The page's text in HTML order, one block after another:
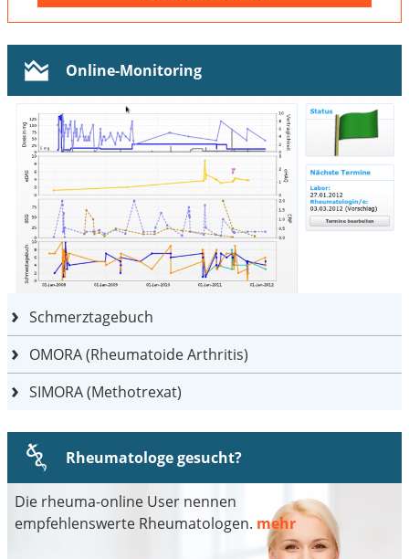
Online-Monitoring
Schmerztagebuch
OMORA (Rheumatoide Arthritis)
SIMORA (Methotrexat)
Rheumatologe gesucht?
Die rheuma-online User nennen
empfehlenswerte Rheumatologen. mehr